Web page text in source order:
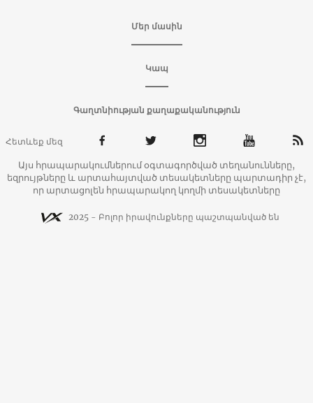
Մեր մասին
Կապ
Գաղտնիության քաղաքականություն
Հետևեք մեզ
Այս հրապարակումներում օգտագործված տեղանունները,
եզրույթները և արտահայտված տեսակետները պարտադիր չէ,
որ արտացոլեն հրապարակող կողմի տեսակետները
2025 - Բոլոր իրավունքները պաշտպանված են